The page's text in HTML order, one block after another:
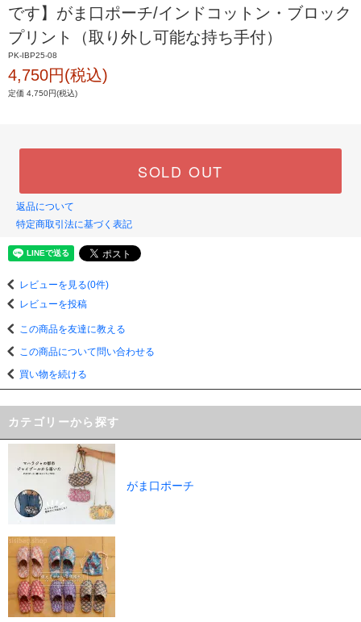
です】がま口ポーチ/インドコットン・ブロック
プリント（取り外し可能な持ち手付）
PK-IBP25-08
4,750円(税込)
定価 4,750円(税込)
SOLD OUT
返品について
特定商取引法に基づく表記
レビューを見る(0件)
レビューを投稿
この商品を友達に教える
この商品について問い合わせる
買い物を続ける
カテゴリーから探す
がま口ポーチ